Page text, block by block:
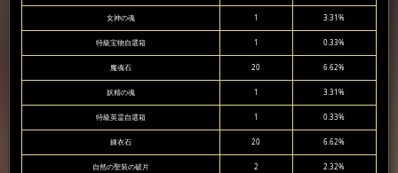
女神の魂 1 3.31%
特級宝物自選箱 1 0.33%
魔魂石 20 6.62%
妖精の魂 1 3.31%
特級英霊自選箱 1 0.33%
錬衣石 20 6.62%
自然の聖装の破片 2 2.32%